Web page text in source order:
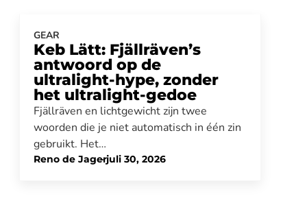
GEAR
Keb Lätt: Fjällräven’s
antwoord op de
ultralight-hype, zonder
het ultralight-gedoe
Fjällräven en lichtgewicht zijn twee
woorden die je niet automatisch in één zin
gebruikt. Het…
Reno de Jager
- juli 30, 2026